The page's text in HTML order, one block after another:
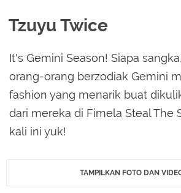
Tzuyu Twice
It's Gemini Season! Siapa
orang-orang berzodiak Gemini
fashion yang menarik buat
dari mereka di Fimela Steal The
kali ini yuk!
TAMPILKAN FOTO DAN